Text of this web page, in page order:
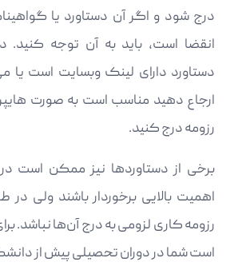
درج شود و اگر آن دستاورد یا
انقضا است، باید به آن توجه
دستاورد دارای لینک وبسایت است یا
ارجاع دهید مناسب است به صورت
رزومه درج کنید.
برخی از دستاوردها نیز ممکن است
اهمیت بالایی برخوردار باشند ولی در
رزومه کاری لزومی به درج آن‌ها نباشد.
است شما در دوران تحصیلی پیش از